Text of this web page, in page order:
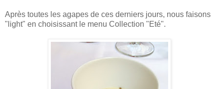
Après toutes les agapes de ces derniers jours, nous faisons
"light" en choisissant le menu Collection "Eté".